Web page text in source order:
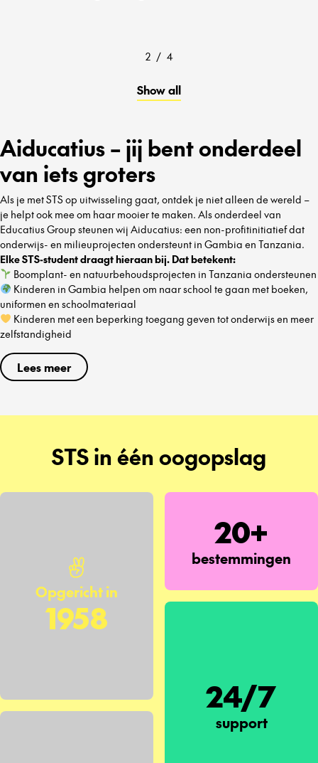
2 / 4
Show all
Aiducatius – jij bent onderdeel
van iets groters
Als je met STS op uitwisseling gaat, ontdek je niet alleen de wereld –
je helpt ook mee om haar mooier te maken. Als onderdeel van
Educatius Group steunen wij Aiducatius: een non-profitinitiatief dat
onderwijs- en milieuprojecten ondersteunt in Gambia en Tanzania.
Elke STS-student draagt hieraan bij. Dat betekent:
Boomplant- en natuurbehoudsprojecten in Tanzania ondersteunen
Kinderen in Gambia helpen om naar school te gaan met boeken,
uniformen en schoolmateriaal
Kinderen met een beperking toegang geven tot onderwijs en meer
zelfstandigheid
Lees meer
STS in één oogopslag
Opgericht in
1958
20+
bestemmingen
24/7
support